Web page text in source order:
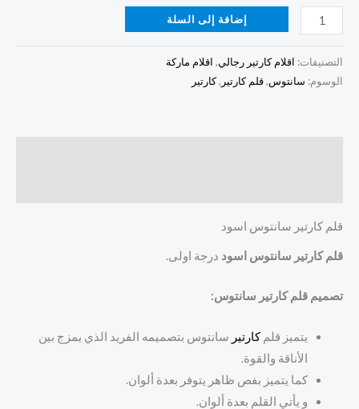
إضافة إلى السلة
التصنيفات: اقلام كارتير رجالي, اقلام ماركة
الوسوم: سانتوس,قلم كارتير ,كارتير
قلم كارتير سانتوس اسود
قلم كارتير سانتوس اسود درجة اولى.
تصميم قلم كارتير سانتوس:
يتميز قلمكارتير سانتوس بتصميمه الفريد الذي يمزج بين
الأناقة والقوة.
كما يتميز بفص ظاهر يتوفر بعدة ألوان.
و يأتي القلم بعدة ألوان.